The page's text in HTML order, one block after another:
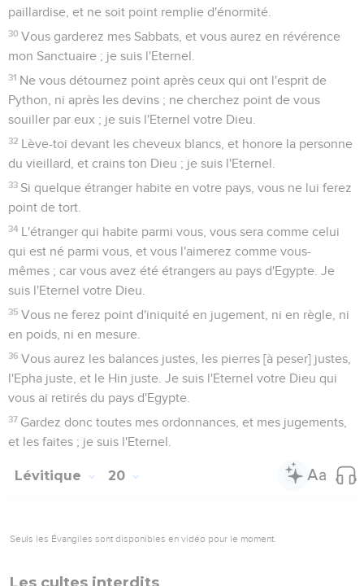
paillardise, et ne soit point remplie d'énormité.
30 Vous garderez mes Sabbats, et vous aurez en révérence
mon Sanctuaire ; je suis l'Eternel.
31 Ne vous détournez point après ceux qui ont l'esprit de
Python, ni après les devins ; ne cherchez point de vous
souiller par eux ; je suis l'Eternel votre Dieu.
32 Lève-toi devant les cheveux blancs, et honore la personne
du vieillard, et crains ton Dieu ; je suis l'Eternel.
33 Si quelque étranger habite en votre pays, vous ne lui ferez
point de tort.
34 L'étranger qui habite parmi vous, vous sera comme celui
qui est né parmi vous, et vous l'aimerez comme vous-
mêmes ; car vous avez été étrangers au pays d'Egypte. Je
suis l'Eternel votre Dieu.
35 Vous ne ferez point d'iniquité en jugement, ni en règle, ni
en poids, ni en mesure.
36 Vous aurez les balances justes, les pierres [à peser] justes,
l'Epha juste, et le Hin juste. Je suis l'Eternel votre Dieu qui
vous ai retirés du pays d'Egypte.
37 Gardez donc toutes mes ordonnances, et mes jugements,
et les faites ; je suis l'Eternel.
Lévitique 20
Seuls les Évangiles sont disponibles en vidéo pour le moment.
Les cultes interdits